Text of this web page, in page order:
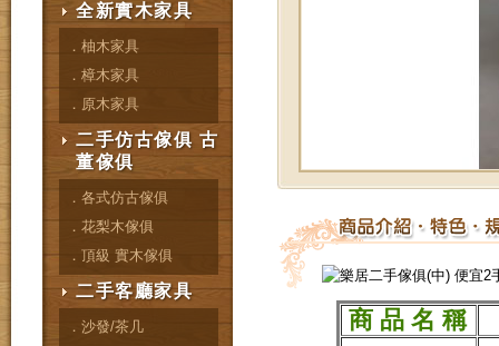
全新實木家具
．柚木家具
．樟木家具
．原木家具
二手仿古傢俱 古
董傢俱
．各式仿古傢俱
．花梨木傢俱
．頂級 實木傢俱
二手客廳家具
．沙發/茶几
商 品 名 稱